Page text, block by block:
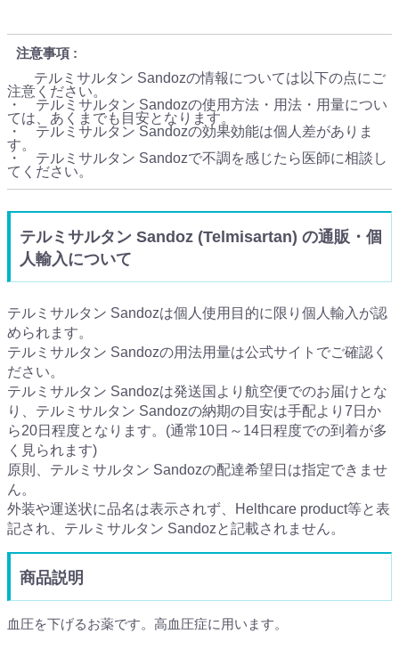
注意事項
テルミサルタン Sandozの情報については以下の点にご
注意ください。
・ テルミサルタン Sandozの使用方法・用法・用量につい
ては、あくまでも目安となります。
・ テルミサルタン Sandozの効果効能は個人差がありま
す。
・ テルミサルタン Sandozで不調を感じたら医師に相談し
てください。
テルミサルタン Sandoz (Telmisartan) の通販・個
人輸入について
テルミサルタン Sandozは個人使用目的に限り個人輸入が認
められます。
テルミサルタン Sandozの用法用量は公式サイトでご確認く
ださい。
テルミサルタン Sandozは発送国より航空便でのお届けとな
り、テルミサルタン Sandozの納期の目安は手配より7日か
ら20日程度となります。(通常10日～14日程度での到着が多
く見られます)
原則、テルミサルタン Sandozの配達希望日は指定できませ
ん。
外装や運送状に品名は表示されず、Helthcare product等と表
記され、テルミサルタン Sandozと記載されません。
商品説明
血圧を下げるお薬です。高血圧症に用います。